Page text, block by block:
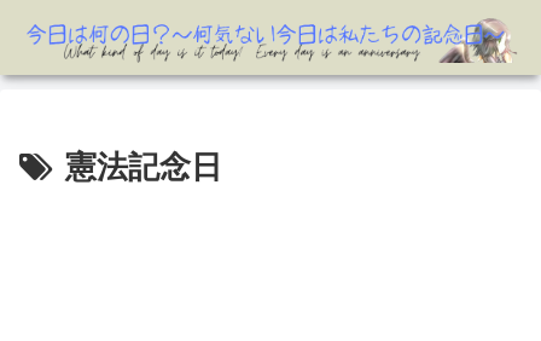
憲法記念日